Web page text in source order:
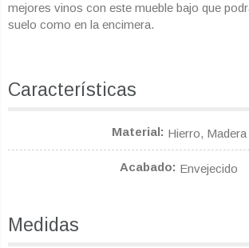
mejores vinos con este mueble bajo que
suelo como en la encimera.
Características
Material Hierro, Madera
Acabado Envejecido
Medidas